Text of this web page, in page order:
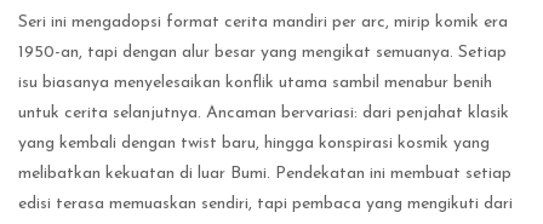
Seri ini mengadopsi format cerita mandiri per arc, mirip komik era
1950-an, tapi dengan alur besar yang mengikat semuanya. Setiap
isu biasanya menyelesaikan konflik utama sambil menabur benih
untuk cerita selanjutnya. Ancaman bervariasi: dari penjahat klasik
yang kembali dengan twist baru, hingga konspirasi kosmik yang
melibatkan kekuatan di luar Bumi. Pendekatan ini membuat setiap
edisi terasa memuaskan sendiri, tapi pembaca yang mengikuti dari